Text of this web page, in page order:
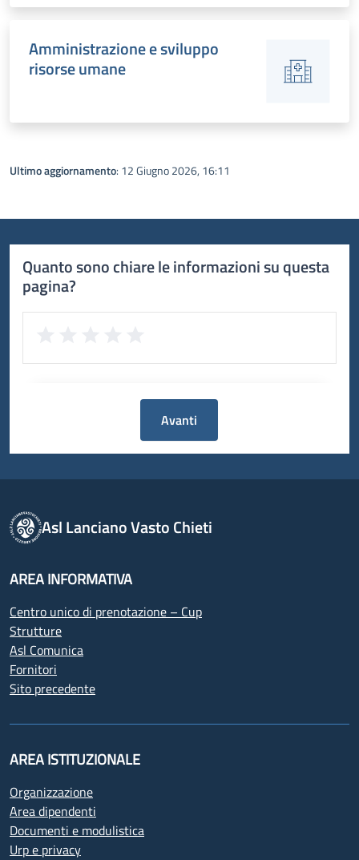
Amministrazione e sviluppo
risorse umane
Ultimo aggiornamento: 12 Giugno 2026, 16:11
Quanto sono chiare le informazioni su questa
pagina?
Avanti
Asl Lanciano Vasto Chieti
AREA INFORMATIVA
Centro unico di prenotazione – Cup
Strutture
Asl Comunica
Fornitori
Sito precedente
AREA ISTITUZIONALE
Organizzazione
Area dipendenti
Documenti e modulistica
Urp e privacy